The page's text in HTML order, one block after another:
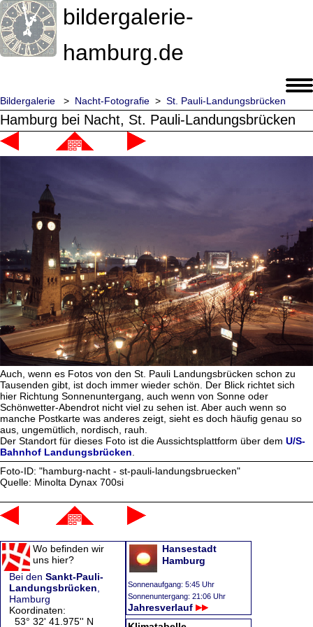
bildergalerie-
hamburg.de
Bildergalerie > Nacht-Fotografie > St. Pauli-Landungsbrücken
Hamburg bei Nacht, St. Pauli-Landungsbrücken
Auch, wenn es Fotos von den St. Pauli Landungsbrücken schon zu
Tausenden gibt, ist doch immer wieder schön. Der Blick richtet sich
hier Richtung Sonnenuntergang, auch wenn von Sonne oder
Schönwetter-Abendrot nicht viel zu sehen ist. Aber auch wenn so
manche Postkarte was anderes zeigt, sieht es doch häufig genau so
aus, ungemütlich, nordisch, rauh.
Der Standort für dieses Foto ist die Aussichtsplattform über dem U/S-
Bahnhof Landungsbrücken
Foto-ID: "hamburg-nacht - st-pauli-landungsbruecken"
Quelle: Minolta Dynax 700si
Wo befinden wir
uns hier?
Bei den Sankt-Pauli-
Landungsbrücken
Hamburg
Koordinaten:
53° 32' 41.975'' N
Hansestadt
Hamburg
Sonnenaufgang: 5:45 Uhr
Sonnenuntergang: 21:06 Uhr
Jahresverlauf